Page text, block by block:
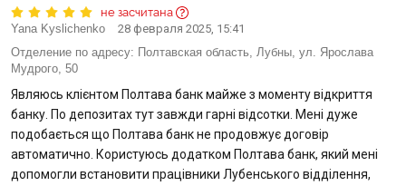
не засчитана
Yana Kyslichenko
28 февраля 2025, 15:41
Отделение по адресу: Полтавская область, Лубны, ул. Ярослава
Мудрого, 50
Являюсь клієнтом Полтава банк майже з моменту відкриття
банку. По депозитах тут завжди гарні відсотки. Мені дуже
подобається що Полтава банк не продовжує договір
автоматично. Користуюсь додатком Полтава банк, який мені
допомогли встановити працівники Лубенського відділення,